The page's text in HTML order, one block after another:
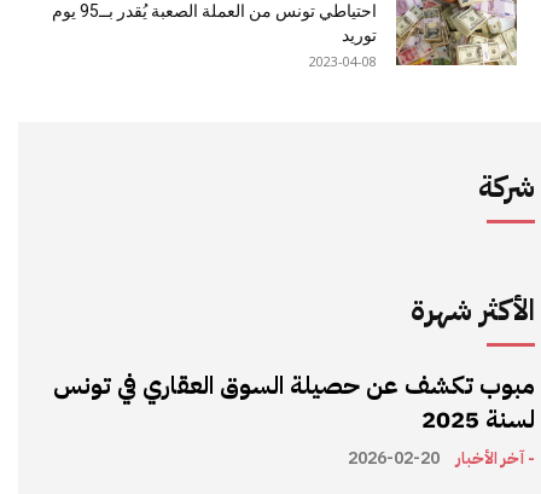
احتياطي تونس من العملة الصعبة يُقدر بــ95 يوم
توريد
2023-04-08
شركة
الأكثر شهرة
مبوب تكشف عن حصيلة السوق العقاري في تونس
لسنة 2025
- آخر الأخبار 2026-02-20